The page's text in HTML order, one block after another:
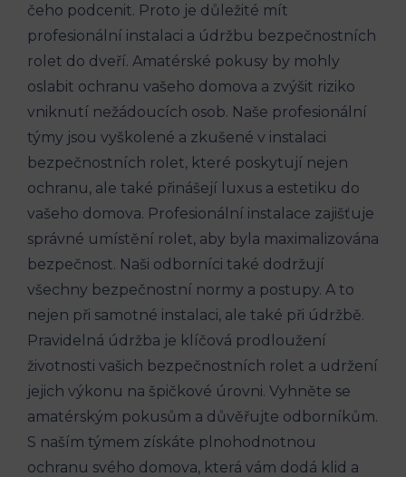
čeho podcenit. Proto je důležité mít
profesionální instalaci a údržbu bezpečnostních
rolet do dveří. Amatérské pokusy by mohly
oslabit ochranu vašeho domova a zvýšit riziko
vniknutí nežádoucích osob. Naše profesionální
týmy jsou vyškolené a zkušené v instalaci
bezpečnostních rolet, které poskytují nejen
ochranu, ale také přinášejí luxus a estetiku do
vašeho domova. Profesionální instalace zajišťuje
správné umístění rolet, aby byla maximalizována
bezpečnost. Naši odborníci také dodržují
všechny bezpečnostní normy a postupy. A to
nejen při samotné instalaci, ale také při údržbě.
Pravidelná údržba je klíčová prodloužení
životnosti vašich bezpečnostních rolet a udržení
jejich výkonu na špičkové úrovni. Vyhněte se
amatérským pokusům a důvěřujte odborníkům.
S naším týmem získáte plnohodnotnou
ochranu svého domova, která vám dodá klid a